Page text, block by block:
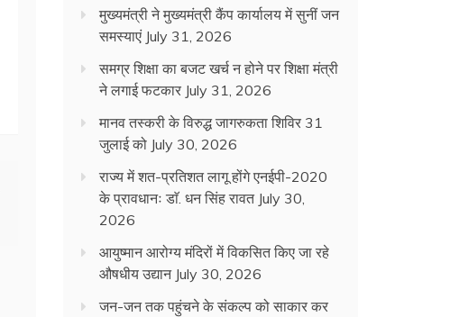
मुख्यमंत्री ने मुख्यमंत्री कैंप कार्यालय में सुनीं जन
समस्याएं July 31, 2026
समग्र शिक्षा का बजट खर्च न होने पर शिक्षा मंत्री
ने लगाई फटकार July 31, 2026
मानव तस्करी के विरुद्ध जागरुकता शिविर 31
जुलाई को July 30, 2026
राज्य में शत-प्रतिशत लागू होंगे एनईपी-2020
के प्रावधानः डाॅ. धन सिंह रावत July 30,
2026
आयुष्मान आरोग्य मंदिरों में विकसित किए जा रहे
औषधीय उद्यान July 30, 2026
जन-जन तक पहुंचने के संकल्प को साकार कर